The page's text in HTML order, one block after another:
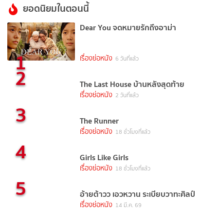
ยอดนิยมในตอนนี้
1
Dear You จดหมายรักถึงอาม่า
เรื่องย่อหนัง 6 วันที่แล้ว
2 The Last House บ้านหลังสุดท้าย
เรื่องย่อหนัง 2 วันที่แล้ว
3 The Runner
เรื่องย่อหนัง 18 ชั่วโมงที่แล้ว
4 Girls Like Girls
เรื่องย่อหนัง 18 ชั่วโมงที่แล้ว
5 อ้ายต้าวว เอวหวาน ระเบียบวาทะศิลป์
เรื่องย่อหนัง 14 มี.ค. 69